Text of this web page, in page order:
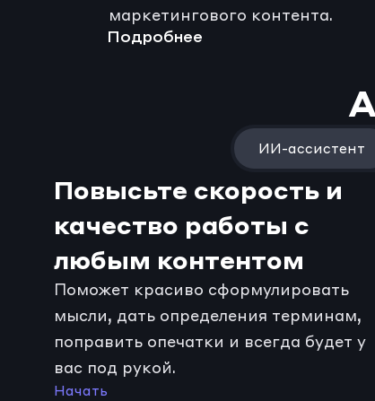
маркетингового контента.
Подробнее
ИИ-ассистент
Повысьте скорость и
качество работы с
любым контентом
Поможет красиво сформулировать
мысли, дать определения терминам,
поправить опечатки и всегда будет у
вас под рукой.
Начать